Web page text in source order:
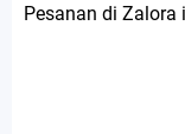
Pesanan di Zalora